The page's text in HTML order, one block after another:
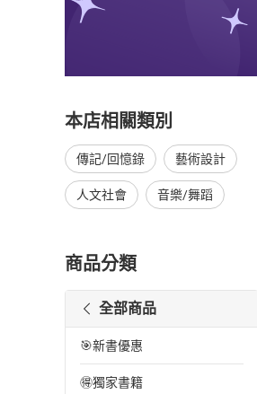
本店相關類別
傳記/回憶錄 藝術設計
人文社會 音樂/舞蹈
商品分類
全部商品
🎯新書優惠
🉐獨家書籍